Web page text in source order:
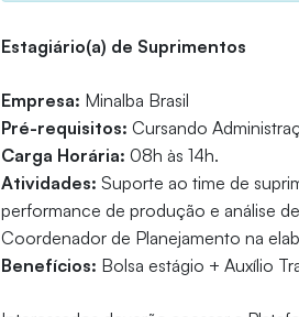
Estagiário(a) de Suprimentos
Empresa: Minalba Brasil
Pré-requisitos: Cursando
Carga Horária: 08h às 14h.
Atividades: Suporte ao time de
performance de produção e análise
Coordenador de Planejamento na
Benefícios: Bolsa estágio + Auxílio